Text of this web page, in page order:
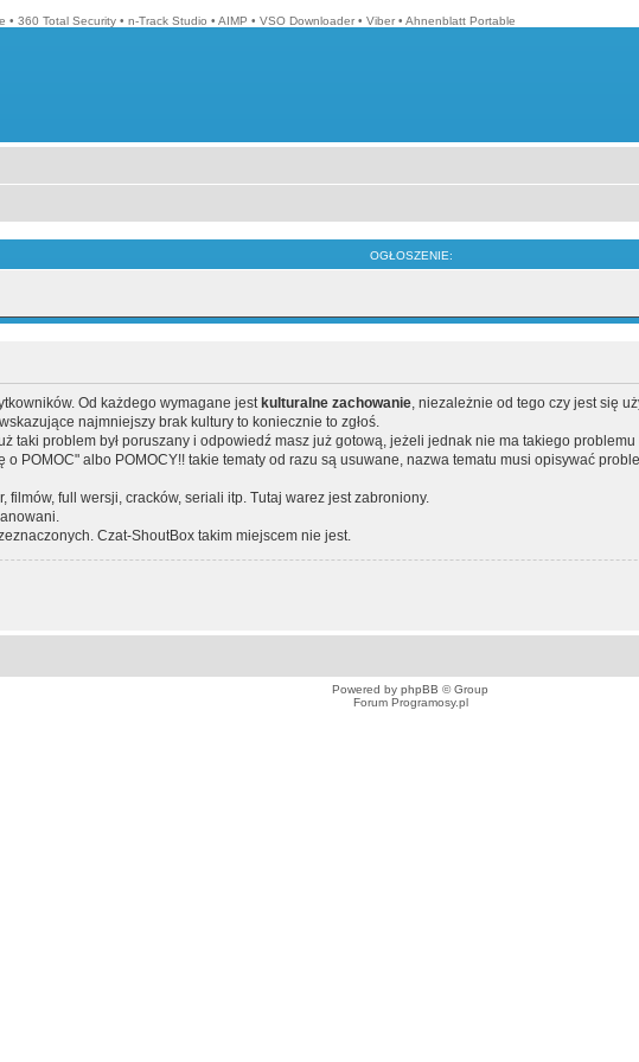
• 360 Total Security • n-Track Studio • AIMP • VSO Downloader • Viber • Ahnenblatt Portable
OGŁOSZENIE:
Od każdego wymagane jest kulturalne zachowanie, niezależnie od tego czy jest się
najmniejszy brak kultury to koniecznie to zgłoś.
taki problem był poruszany i odpowiedź masz już gotową, jeżeli jednak nie ma takiego
POMOC" albo POMOCY!! takie tematy od razu są usuwane, nazwa tematu musi opisywać
full wersji, cracków, seriali itp. Tutaj warez jest zabroniony.
Czat-ShoutBox takim miejscem nie jest.
Powered by phpBB © Group
Forum Programosy.pl